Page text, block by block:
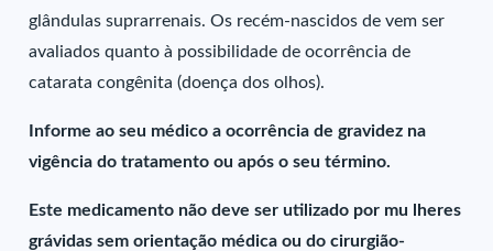
glândulas suprarrenais. Os recém-nascidos de vem ser
avaliados quanto à possibilidade de ocorrência de
catarata congênita (doença dos olhos).
Informe ao seu médico a ocorrência de gravidez na
vigência do tratamento ou após o seu término.
Este medicamento não deve ser utilizado por mu lheres
grávidas sem orientação médica ou do cirurgião-